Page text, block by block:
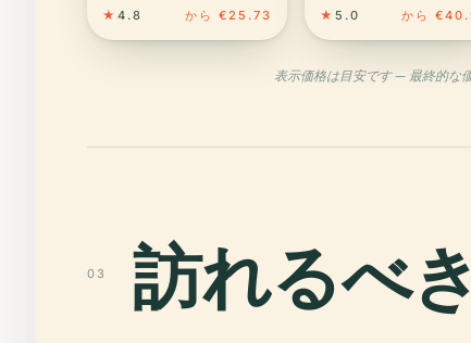
★ 4.8 から €25.73 ★ 5.0 から
表示価格は目安です — 最終的な
03 訪れるべ